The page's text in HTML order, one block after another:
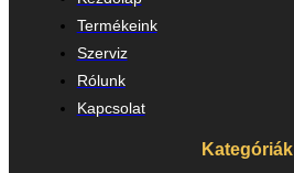
Termékeink
Szerviz
Rólunk
Kapcsolat
Kategóriák